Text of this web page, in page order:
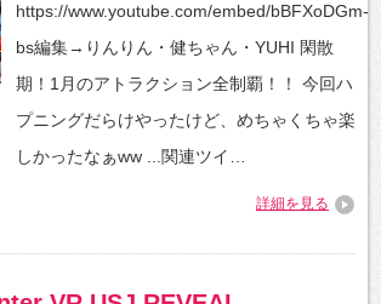
https://www.youtube.com/embed/bBFXoDGm-
bs編集→りんりん・健ちゃん・YUHI 閑散
期！1月のアトラクション全制覇！！ 今回ハ
プニングだらけやったけど、めちゃくちゃ楽
しかったなぁww ...関連ツイ…
詳細を見る